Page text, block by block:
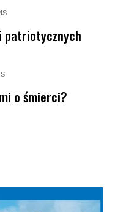
patriotycznych
o śmierci?